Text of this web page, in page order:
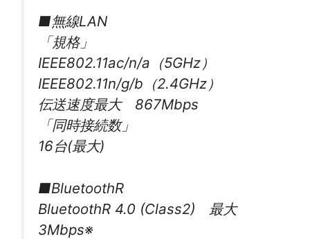
■無線LAN
「規格」
IEEE802.11ac/n/a（5GHz）
IEEE802.11n/g/b（2.4GHz）
伝送速度最大 867Mbps
「同時接続数」
16台(最大)
■BluetoothR
BluetoothR 4.0 (Class2) 最大
3Mbps※